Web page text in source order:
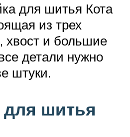
для шитья Кота
из трех
хвост и большие
детали нужно
штуки.
шитья